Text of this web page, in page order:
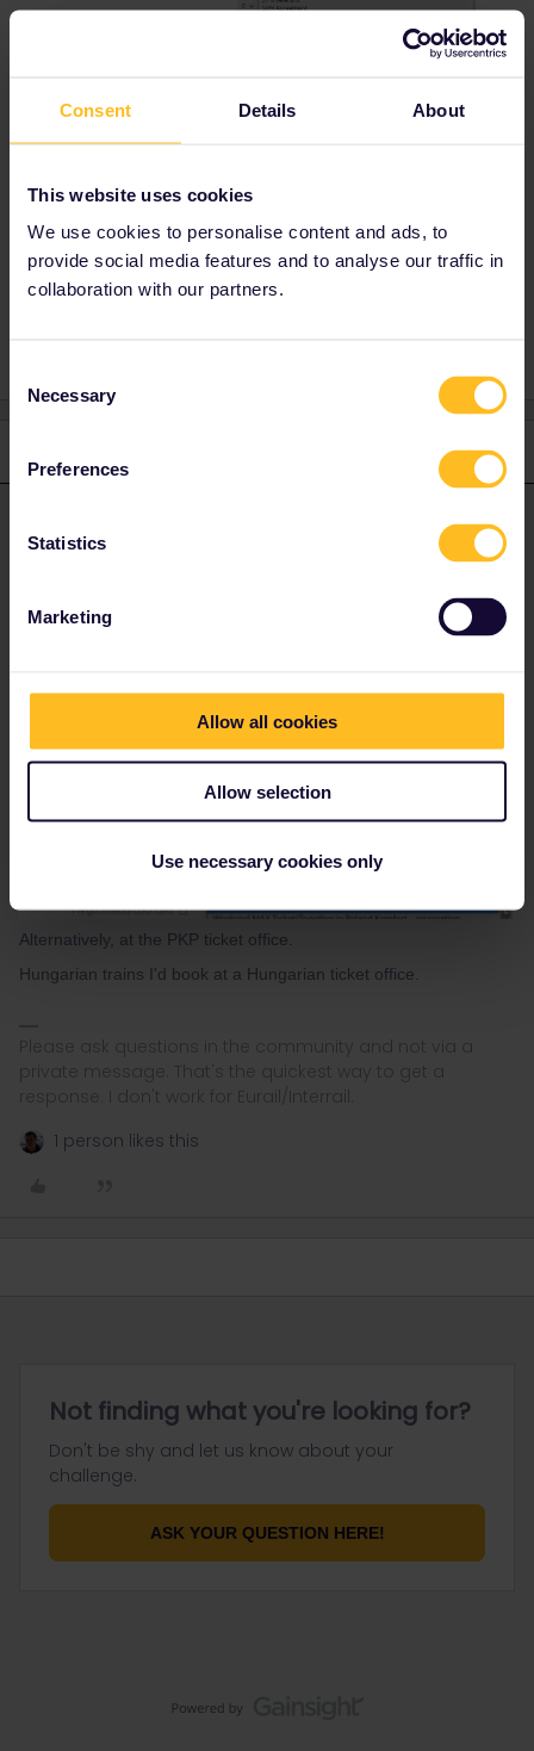
Consent Details About
This website uses cookies
We use cookies to personalise content and ads, to
provide social media features and to analyse our traffic in
collaboration with our partners.
Selection
Necessary
Preferences
Statistics
Marketing
Allow all cookies
Allow selection
Use necessary cookies only
office.
Train Reservation Poland
Polish domestic reservations can be booked for 1 PLN/seat via
https://www.intercity.pl/en/site/for-passengers/information/journey-
Alternatively, at the PKP ticket office.
Hungarian trains I'd book at a Hungarian ticket office.
Please ask questions in the community and not via a
private message. That's the quickest way to get a
response. I don't work for Eurail/Interrail.
1 person likes this
Not finding what you're looking for?
Don't be shy and let us know about your
challenge.
ASK YOUR QUESTION HERE!